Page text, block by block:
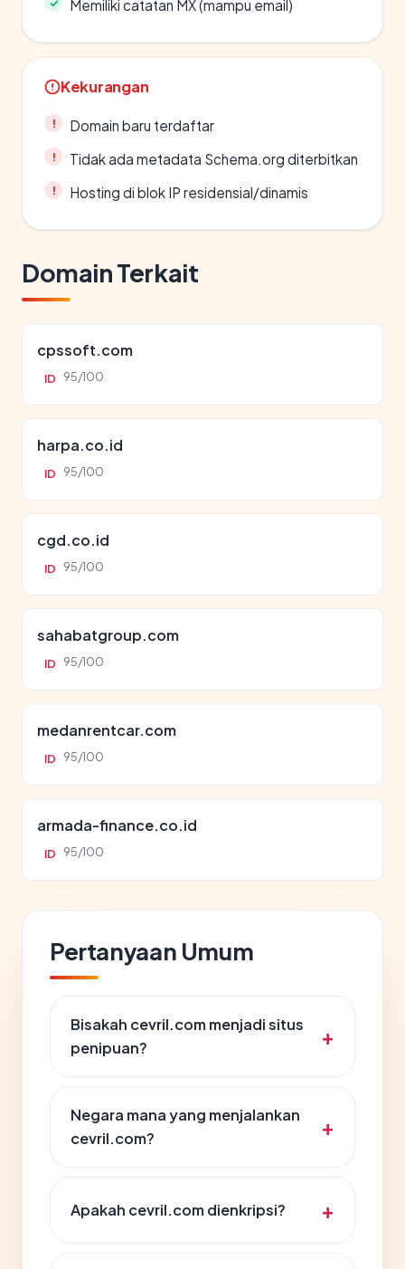
Memiliki catatan MX (mampu email)
Kekurangan
Domain baru terdaftar
Tidak ada metadata Schema.org diterbitkan
Hosting di blok IP residensial/dinamis
Domain Terkait
cpssoft.com
ID 95/100
harpa.co.id
ID 95/100
cgd.co.id
ID 95/100
sahabatgroup.com
ID 95/100
medanrentcar.com
ID 95/100
armada-finance.co.id
ID 95/100
Pertanyaan Umum
Bisakah cevril.com menjadi situs
penipuan?
Negara mana yang menjalankan
cevril.com?
Apakah cevril.com dienkripsi?